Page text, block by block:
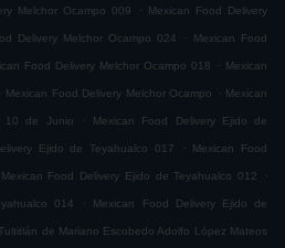
Melchor Ocampo 009 . Mexican Food Delivery
Delivery Melchor Ocampo 024 . Mexican Food
Food Delivery Melchor Ocampo 018 . Mexican
. Mexican Food Delivery Melchor Ocampo . Mexican
10 de Junio . Mexican Food Delivery Ejido de
Ejido de Teyahualco 017 . Mexican Food
Mexican Food Delivery Ejido de Teyahualco 012 .
014 . Mexican Food Delivery Ejido de
de Mariano Escobedo Adolfo López Mateos